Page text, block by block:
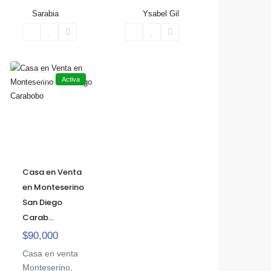
Sarabia Ysabel Gil
Venta Activa
Casa en Venta
en Monteserino
San Diego
Carab...
$90,000
Casa en venta
Monteserino,